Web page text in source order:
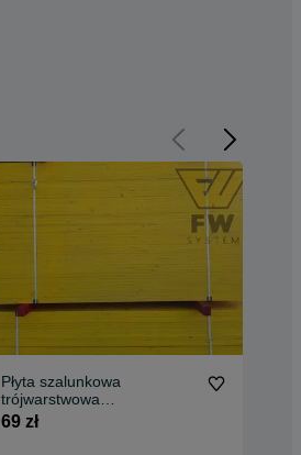
Płyta szalunkowa
trójwarstwowa
CERTYFIKOWANA sklejka
69 zł